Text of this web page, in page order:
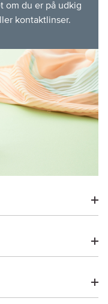
om du er på udkig
kontaktlinser.